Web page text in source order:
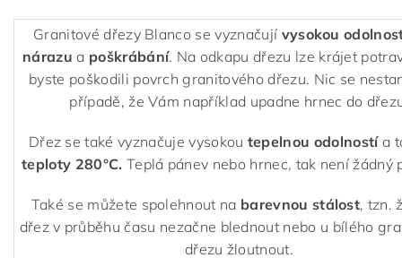
Granitové dřezy Blanco se vyznačují vysokou
nárazu a poškrábání. Na odkapu dřezu lze krájet
byste poškodili povrch granitového dřezu. Nic se
případě, že Vám například upadne hrnec do
Dřez se také vyznačuje vysokou tepelnou odolnostía
teploty 280°C. Teplá pánev nebo hrnec, tak není žádný
Také se můžete spolehnout na barevnou stálost, tzn.
dřez v průběhu času nezačne blednout nebo u bílého
dřezu žloutnout.